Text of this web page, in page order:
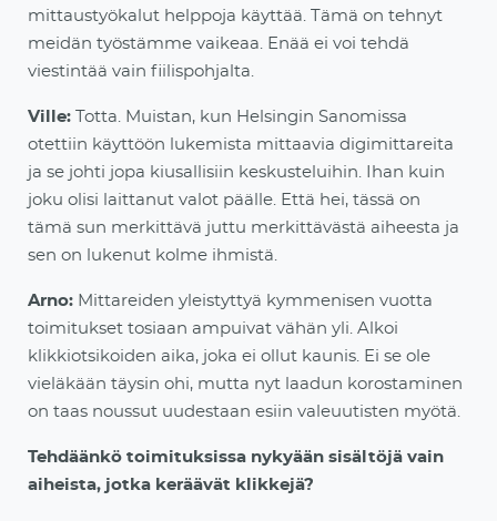
mittaustyökalut helppoja käyttää. Tämä on tehnyt
meidän työstämme vaikeaa. Enää ei voi tehdä
viestintää vain fiilispohjalta.
Ville:
Totta. Muistan, kun Helsingin Sanomissa
otettiin käyttöön lukemista mittaavia digimittareita
ja se johti jopa kiusallisiin keskusteluihin. Ihan kuin
joku olisi laittanut valot päälle. Että hei, tässä on
tämä sun merkittävä juttu merkittävästä aiheesta ja
sen on lukenut kolme ihmistä.
Arno: Mittareiden yleistyttyä kymmenisen vuotta
toimitukset tosiaan ampuivat vähän yli. Alkoi
klikkiotsikoiden aika, joka ei ollut kaunis. Ei se ole
vieläkään täysin ohi, mutta nyt laadun korostaminen
on taas noussut uudestaan esiin valeuutisten myötä.
Tehdäänkö toimituksissa nykyään sisältöjä vain
aiheista, jotka keräävät klikkejä?